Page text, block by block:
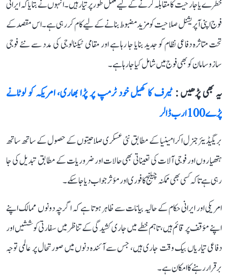
خطرے یا جارحیت کا مقابلہ کرنے کے لیے مکمل طور پر تیار ہیں۔ انہوں نے بتایا کہ ایرانی
فوج اپنی آپریشنل صلاحیت کو مزید مضبوط بنانے کے لیے کام کر رہی ہے۔ اس مقصد کے
تحت متاثرہ دفاعی نظام کو جدید بنایا جا رہا ہے اور مقامی ٹیکنالوجی کی مدد سے نئے فوجی
سازوسامان کو بھی فوج میں شامل کیا جا رہا ہے۔
یہ بھی پڑھیں :ٹیرف کا کھیل خود ٹرمپ پر پڑا بھاری، امریکہ کو لوٹانے
پڑے 100 ارب ڈالر
بریگیڈیئر جنرل اکرامینیا کے مطابق نئی عسکری صلاحیتوں کے حصول کے ساتھ ساتھ
ہتھیاروں اور فوجی آلات کی تعیناتی بھی حالات اور ضروریات کے مطابق تبدیل کی جا
رہی ہے تاکہ کسی بھی ممکنہ چیلنج کا فوری اور مؤثر جواب دیا جا سکے۔
امریکی اور ایرانی حکام کے حالیہ بیانات سے ظاہر ہوتا ہے کہ اگرچہ دونوں ممالک اپنے
اپنے مؤقف پر قائم ہیں، تاہم خطے میں جاری کشیدگی کے تناظر میں سفارتی کوششیں اور
دفاعی تیاریاں بیک وقت جاری ہیں، جس سے آئندہ دنوں میں صورتحال پر عالمی توجہ
برقرار رہنے کا امکان ہے۔